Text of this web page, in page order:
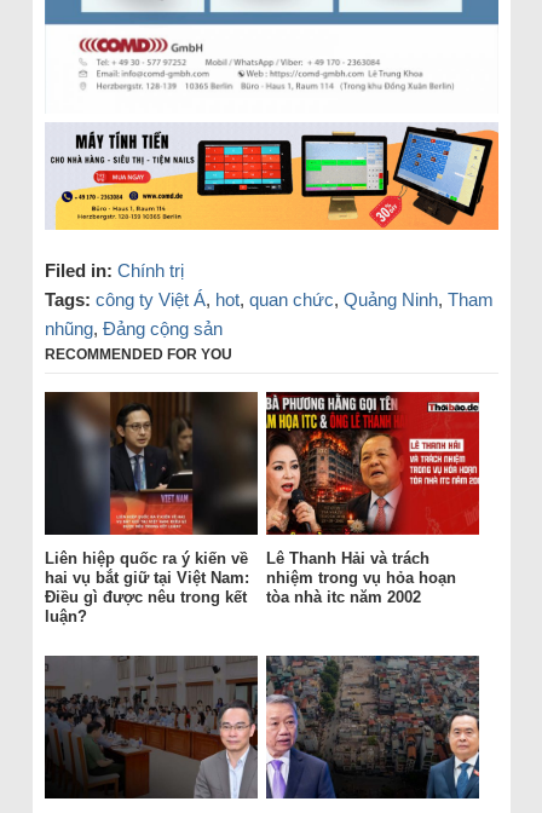
Filed in: Chính trị
Tags: công ty Việt Á, hot, quan chức, Quảng Ninh, Tham
nhũng, Đảng cộng sản
RECOMMENDED FOR YOU
Liên hiệp quốc ra ý kiến về
hai vụ bắt giữ tại Việt Nam:
Điều gì được nêu trong kết
luận?
Lê Thanh Hải và trách
nhiệm trong vụ hỏa hoạn
tòa nhà itc năm 2002